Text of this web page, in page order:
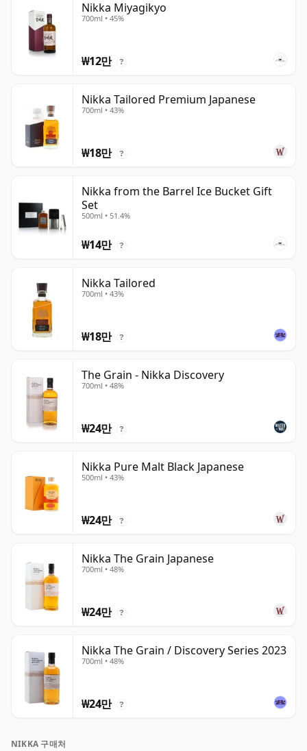
Nikka Miyagikyo
700ml • 45%
₩12만 ?
Nikka Tailored Premium Japanese
700ml • 43%
₩18만 ?
Nikka from the Barrel Ice Bucket Gift
Set
500ml • 51.4%
₩14만 ?
Nikka Tailored
700ml • 43%
₩18만 ?
The Grain - Nikka Discovery
700ml • 48%
₩24만 ?
Nikka Pure Malt Black Japanese
500ml • 43%
₩24만 ?
Nikka The Grain Japanese
700ml • 48%
₩24만 ?
Nikka The Grain / Discovery Series 2023
700ml • 48%
₩24만 ?
NIKKA 구매처